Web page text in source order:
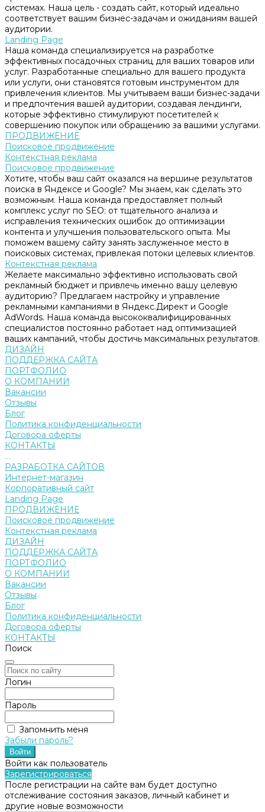
системах. Наша цель - создать сайт, который идеально
соответствует вашим бизнес-задачам и ожиданиям вашей
аудитории.
Landing Page
Наша команда специализируется на разработке
эффективных посадочных страниц для ваших товаров или
услуг. Разработанные специально для вашего продукта
или услуги, они становятся готовым инструментом для
привлечения клиентов. Мы учитываем ваши бизнес-задачи
и предпочтения вашей аудитории, создавая лендинги,
которые эффективно стимулируют посетителей к
совершению покупок или обращению за вашими услугами.
ПРОДВИЖЕНИЕ
Поисковое продвижение
Контекстная реклама
Поисковое продвижение
Хотите, чтобы ваш сайт оказался на вершине результатов
поиска в Яндексе и Google? Мы знаем, как сделать это
возможным. Наша команда предоставляет полный
комплекс услуг по SEO: от тщательного анализа и
исправления технических ошибок до оптимизации
контента и улучшения пользовательского опыта. Мы
поможем вашему сайту занять заслуженное место в
поисковых системах, привлекая потоки целевых клиентов.
Контекстная реклама
Желаете максимально эффективно использовать свой
рекламный бюджет и привлечь именно вашу целевую
аудиторию? Предлагаем настройку и управление
рекламными кампаниями в Яндекс.Директ и Google
AdWords. Наша команда высококвалифицированных
специалистов постоянно работает над оптимизацией
ваших кампаний, чтобы достичь максимальных результатов.
ДИЗАЙН
ПОДДЕРЖКА САЙТА
ПОРТФОЛИО
О КОМПАНИИ
Вакансии
Отзывы
Блог
Политика конфиденциальности
Договора оферты
КОНТАКТЫ
...
РАЗРАБОТКА САЙТОВ
Интернет-магазин
Корпоративный сайт
Landing Page
ПРОДВИЖЕНИЕ
Поисковое продвижение
Контекстная реклама
ДИЗАЙН
ПОДДЕРЖКА САЙТА
ПОРТФОЛИО
О КОМПАНИИ
Вакансии
Отзывы
Блог
Политика конфиденциальности
Договора оферты
КОНТАКТЫ
Поиск
Логин
Пароль
Запомнить меня
Забыли пароль?
Войти как пользователь
Зарегистрироваться
После регистрации на сайте вам будет доступно
отслеживание состояния заказов, личный кабинет и
другие новые возможности